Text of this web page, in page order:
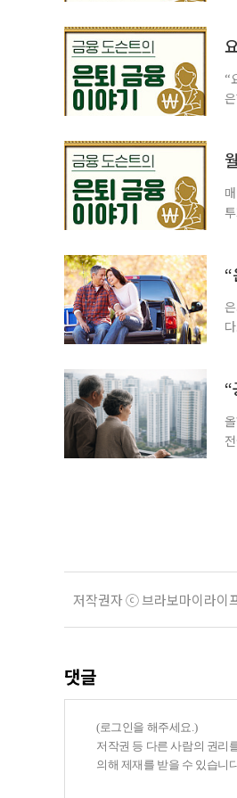
“
“
“
저작권자 ⓒ 브라보마이라이
댓글